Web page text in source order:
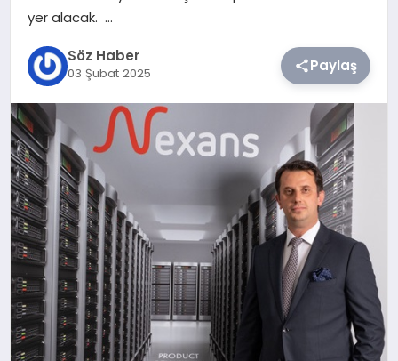
YAŞAM
yer alacak. …
Söz Haber
03 Şubat 2025 Paylaş